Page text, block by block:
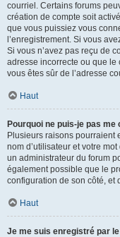
courriel. Certains forums
création de compte soit
que vous puissiez vous
l’enregistrement. Si vous
Si vous n’avez pas reçu de
adresse incorrecte ou que le
vous êtes sûr de l’adresse
Haut
Pourquoi ne puis-je pas me
Plusieurs raisons pourraient
nom d’utilisateur et votre
un administrateur du forum
également possible que le
configuration de son côté, et
Haut
Je me suis enregistré par